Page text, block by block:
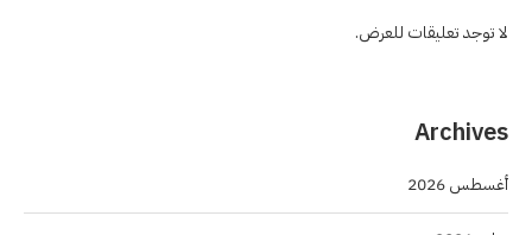
لا توجد تعليقات للعرض.
Archives
أغسطس 2026